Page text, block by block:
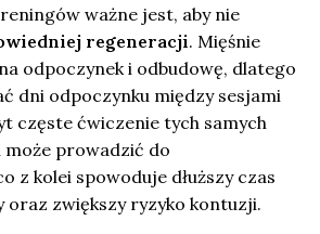
ważne jest, aby nie
regeneracji. Mięśnie
odpoczynek i odbudowę, dlatego
dni odpoczynku między sesjami
częste ćwiczenie tych samych
może prowadzić do
z kolei spowoduje dłuższy czas
zwiększy ryzyko kontuzji.